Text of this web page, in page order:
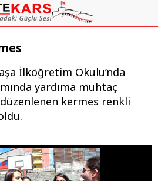
İlköğretim Okulu’nda
yardıma muhtaç
kermes renkli